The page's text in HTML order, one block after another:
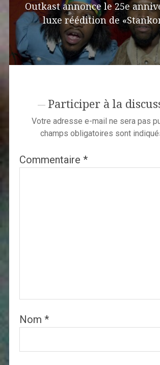
Outkast annonce le 25e
luxe réédition de
Participer à la
Votre adresse e-mail ne sera pas
champs obligatoires sont
Commentaire *
Nom *